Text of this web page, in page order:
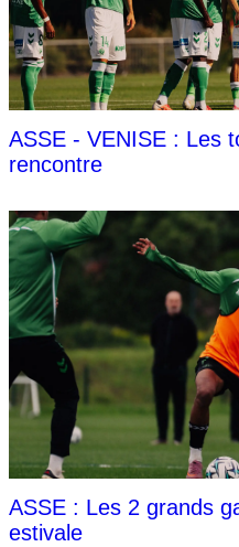
ASSE - VENISE : Les
rencontre
ASSE : Les 2 grands
estivale